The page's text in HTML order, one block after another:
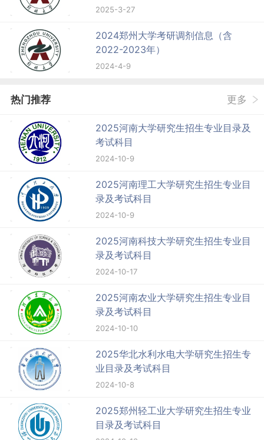
2025-3-27
2024郑州大学考研调剂信息（含
2022-2023年）
2024-4-9
热门推荐 更多
2025河南大学研究生招生专业目录及
考试科目
2024-10-9
2025河南理工大学研究生招生专业目
录及考试科目
2024-10-9
2025河南科技大学研究生招生专业目
录及考试科目
2024-10-17
2025河南农业大学研究生招生专业目
录及考试科目
2024-10-10
2025华北水利水电大学研究生招生专
业目录及考试科目
2024-10-8
2025郑州轻工业大学研究生招生专业
目录及考试科目